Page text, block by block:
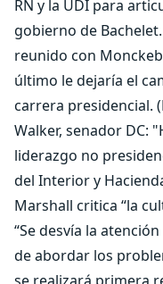
RN y la UDI para
gobierno de
reunido con
último le dejaría el
carrera presidencial.
Walker, senador DC:
liderazgo no
del Interior y
Marshall critica “la
“Se desvía la
de abordar los